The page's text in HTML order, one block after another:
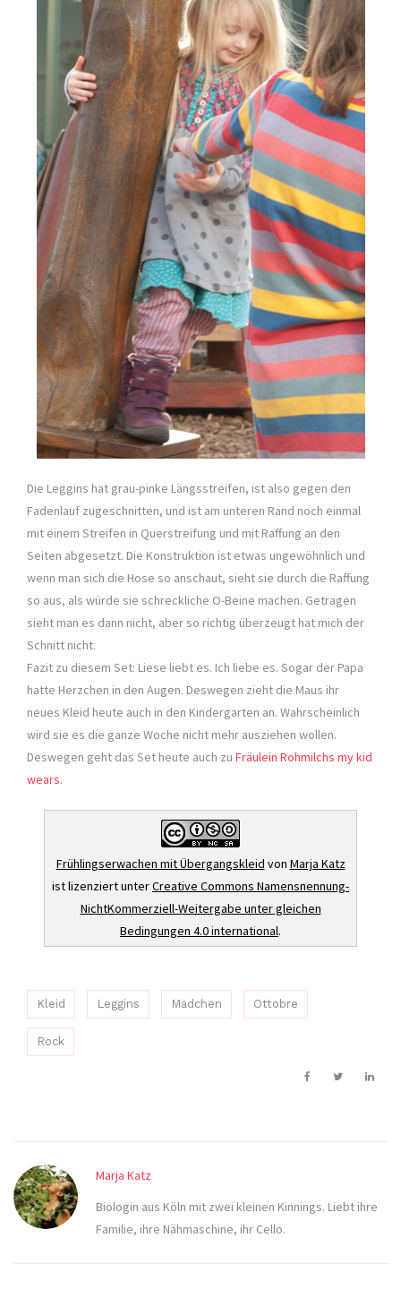
Die Leggins hat grau-pinke Längsstreifen, ist also gegen den
Fadenlauf zugeschnitten, und ist am unteren Rand noch einmal
mit einem Streifen in Querstreifung und mit Raffung an den
Seiten abgesetzt. Die Konstruktion ist etwas ungewöhnlich und
wenn man sich die Hose so anschaut, sieht sie durch die Raffung
so aus, als würde sie schreckliche O-Beine machen. Getragen
sieht man es dann nicht, aber so richtig überzeugt hat mich der
Schnitt nicht.
Fazit zu diesem Set: Liese liebt es. Ich liebe es. Sogar der Papa
hatte Herzchen in den Augen. Deswegen zieht die Maus ihr
neues Kleid heute auch in den Kindergarten an. Wahrscheinlich
wird sie es die ganze Woche nicht mehr ausziehen wollen.
Deswegen geht das Set heute auch zu Fräulein Rohmilchs my kid
wears.
Frühlingserwachen mit Übergangskleid von Marja Katz
ist lizenziert unterCreative Commons Namensnennung-
NichtKommerziell-Weitergabe unter gleichen
Bedingungen 4.0 international.
Kleid Leggins Mädchen Ottobre
Rock
Marja Katz
Biologin aus Köln mit zwei kleinen Kinnings. Liebt ihre
Familie, ihre Nähmaschine, ihr Cello.